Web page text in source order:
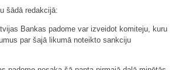
šādā redakcijā:
Bankas padome var izveidot komiteju, kuru
par šajā likumā noteikto sankciju